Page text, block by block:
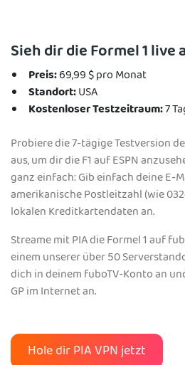
Sieh dir die Formel 1 live
Preis:69,99 $ pro Monat
Standort:USA
Kostenloser Testzeitraum:7
Probiere die 7-tägige Testversion
aus, um dir die F1 auf ESPN
ganz einfach: Gib einfach deine E-
amerikanische Postleitzahl (wie
lokalen Kreditkartendaten an.
Streame mit PIA die Formel 1 auf
einem unserer über 50
dich in deinem fuboTV-Konto an
GP im Internet an.
Hole dir PIA VPN jetzt